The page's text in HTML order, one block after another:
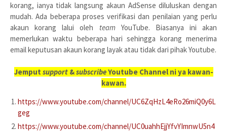
korang, ianya tidak langsung akaun AdSense diluluskan dengan
mudah. Ada beberapa proses verifikasi dan penilaian yang perlu
akaun korang lalui oleh team YouTube. Biasanya ini akan
memerlukan waktu beberapa hari sehingga korang menerima
email keputusan akaun korang layak atau tidak dari pihak Youtube.
Jemput support&subscribeYoutube Channel ni ya kawan-
kawan.
https://www.youtube.com/channel/UC6ZqHzL4eRo26miQ0y6L
geg
https://www.youtube.com/channel/UC0uahhEjjYfvYImnwU5n4